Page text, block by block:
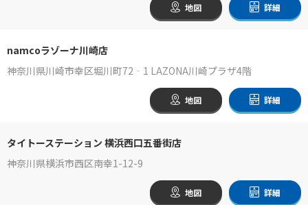
地図 詳細
namcoラゾーナ川崎店
神奈川県川崎市幸区堀川町72‐1 LAZONA川崎プラザ4階
地図 詳細
タイトーステーション 横浜西口五番街店
神奈川県横浜市西区南幸1-12-9
地図 詳細